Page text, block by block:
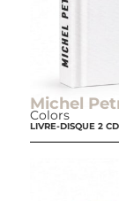
Michel
Colors
LIVRE-DISQUE 2 CD